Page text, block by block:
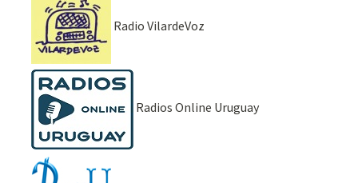
Radio VilardeVoz
Radios Online Uruguay